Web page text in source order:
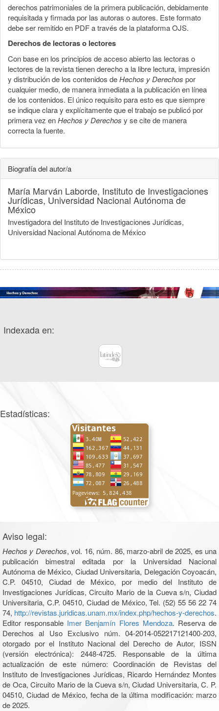
derechos patrimoniales de la primera publicación, debidamente
requisitada y firmada por las autoras o autores. Este formato
debe ser remitido en PDF a través de la plataforma OJS.
Derechos de lectoras o lectores
Con base en los principios de acceso abierto las lectoras o
lectores de la revista tienen derecho a la libre lectura, impresión
y distribución de los contenidos deHechos y Derechos por
cualquier medio, de manera inmediata a la publicación en línea
de los contenidos. El único requisito para esto es que siempre
se indique clara y explícitamente que el trabajo se publicó por
primera vez enHechos y Derechos y se cite de manera
correcta la fuente.
Biografía del autor/a
María Marván Laborde, Instituto de Investigaciones
Jurídicas, Universidad Nacional Autónoma de
México
Investigadora del Instituto de Investigaciones Jurídicas,
Universidad Nacional Autónoma de México
Indexada en:
Estadísticas:
Aviso legal:
Hechos y Derechos, vol. 16, núm. 86, marzo-abril de 2025, es una
publicación bimestral editada por la Universidad Nacional
Autónoma de México, Ciudad Universitaria, Delegación Coyoacán,
C.P. 04510, Ciudad de México, por medio del Instituto de
Investigaciones Jurídicas, Circuito Mario de la Cueva s/n, Ciudad
Universitaria, C.P. 04510, Ciudad de México, Tel. (52) 55 56 22 74
74, http://revistas.juridicas.unam.mx/index.php/hechos-y-derechos.
Editor responsable Imer Benjamín Flores Mendoza. Reserva de
Derechos al Uso Exclusivo núm. 04-2014-052217121400-203,
otorgado por el Instituto Nacional del Derecho de Autor, ISSN
(versión electrónica): 2448-4725. Responsable de la última
actualización de este número: Coordinación de Revistas del
Instituto de Investigaciones Jurídicas, Ricardo Hernández Montes
de Oca, Circuito Mario de la Cueva s/n, Ciudad Universitaria, C. P.
04510, Ciudad de México, fecha de la última modificación: marzo
de 2025.